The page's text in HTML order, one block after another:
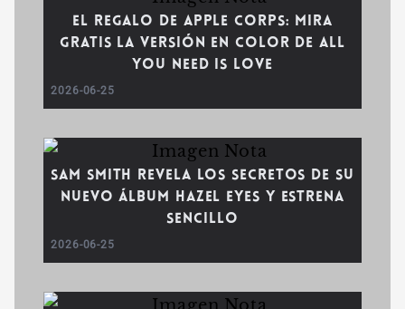
El regalo de Apple Corps: Mira
gratis la versión en color de All
You Need Is Love
2026-06-25
Sam Smith revela los secretos de su
nuevo álbum Hazel Eyes y estrena
sencillo
2026-06-25